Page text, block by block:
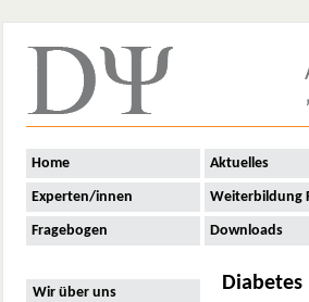
Home Aktuelles
Experten/innen Weiterbildung
Fragebogen Downloads
Wir über uns Diabetes